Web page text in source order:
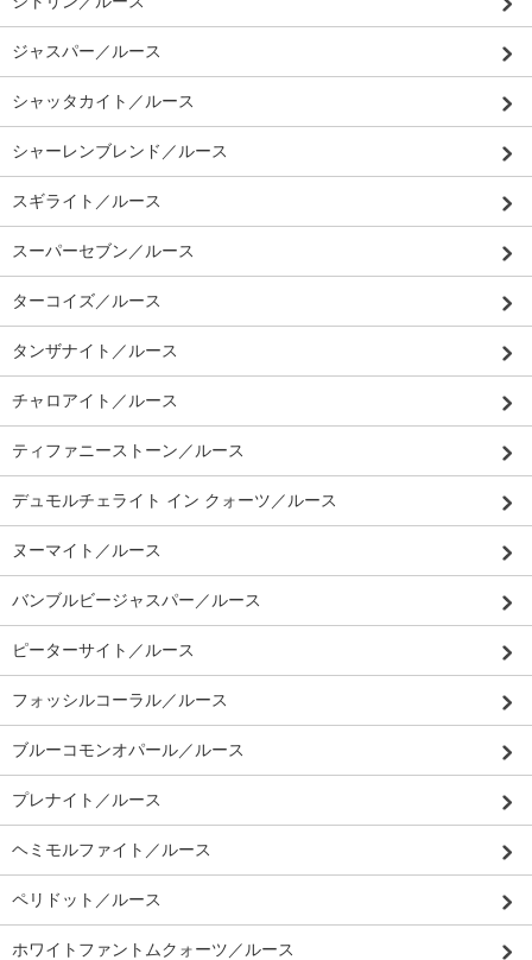
ジャスパー／ルース
シャッタカイト／ルース
シャーレンブレンド／ルース
スギライト／ルース
スーパーセブン／ルース
ターコイズ／ルース
タンザナイト／ルース
チャロアイト／ルース
ティファニーストーン／ルース
デュモルチェライト イン クォーツ／ルース
ヌーマイト／ルース
バンブルビージャスパー／ルース
ピーターサイト／ルース
フォッシルコーラル／ルース
ブルーコモンオパール／ルース
プレナイト／ルース
ヘミモルファイト／ルース
ペリドット／ルース
ホワイトファントムクォーツ／ルース